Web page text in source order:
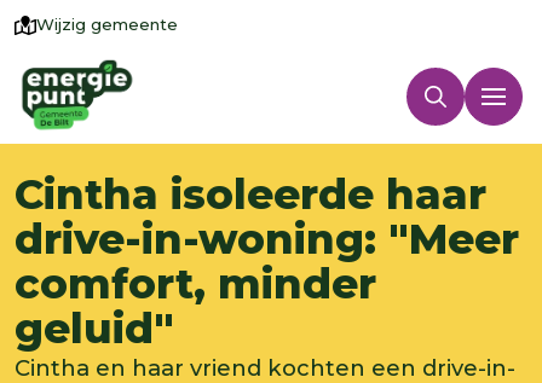
Wijzig gemeente
Cintha isoleerde haar
drive-in-woning: "Meer
comfort, minder
geluid"
Cintha en haar vriend kochten een drive-in-